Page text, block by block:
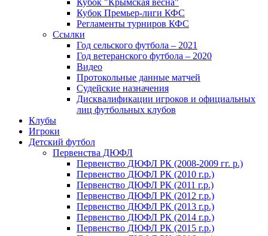
Кубок "Крымская весна"
Кубок Премьер-лиги КФС
Регламенты турниров КФС
Ссылки
Год сельского футбола – 2021
Год ветеранского футбола – 2020
Видео
Протокольные данные матчей
Судейские назначения
Дисквалификации игроков и официальных
лиц футбольных клубов
Клубы
Игроки
Детский футбол
Первенства ДЮФЛ
Первенство ДЮФЛ РК (2008-2009 гг. р.)
Первенство ДЮФЛ РК (2010 г.р.)
Первенство ДЮФЛ РК (2011 г.р.)
Первенство ДЮФЛ РК (2012 г.р.)
Первенство ДЮФЛ РК (2013 г.р.)
Первенство ДЮФЛ РК (2014 г.р.)
Первенство ДЮФЛ РК (2015 г.р.)